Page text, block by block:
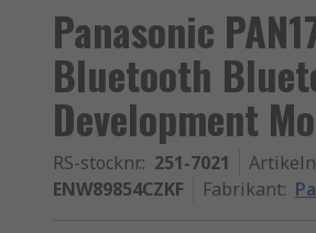
Panasonic
Bluetooth
Development
RS-stocknr.: 251-7021
ENW89854CZKF
Fabrikant: